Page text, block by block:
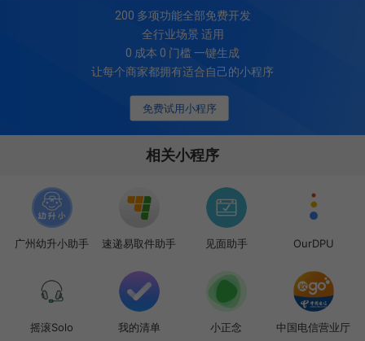
免费试用小程序
200 多项功能全部免费开发
全行业场景 适用
0 成本 0 门槛 一键生成
让每个商家都拥有适合自己的小程序
相关小程序
广州幼升小助手 速递易取件助手 见面助手 OurDPU
摇滚Solo 我的清单 小正念 中国电信营业厅